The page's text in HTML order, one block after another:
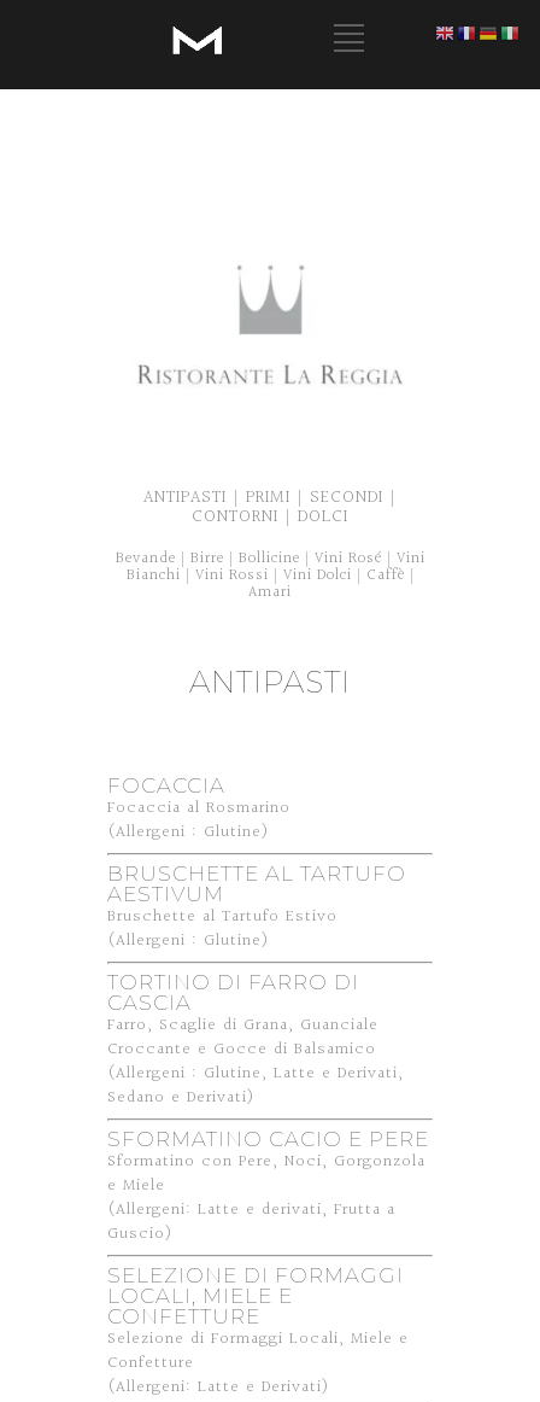
ANTIPASTI | PRIMI | SECONDI |
CONTORNI | DOLCI
Bevande | Birre | Bollicine | Vini Rosé | Vini
Bianchi | Vini Rossi | Vini Dolci | Caffè |
Amari
ANTIPASTI
FOCACCIA
Focaccia al Rosmarino
(Allergeni : Glutine)
BRUSCHETTE AL TARTUFO
AESTIVUM
Bruschette al Tartufo Estivo
(Allergeni : Glutine)
TORTINO DI FARRO DI
CASCIA
Farro, Scaglie di Grana, Guanciale
Croccante e Gocce di Balsamico
(Allergeni : Glutine, Latte e Derivati,
Sedano e Derivati)
SFORMATINO CACIO E PERE
Sformatino con Pere, Noci, Gorgonzola
e Miele
(Allergeni: Latte e derivati, Frutta a
Guscio)
SELEZIONE DI FORMAGGI
LOCALI, MIELE E
CONFETTURE
Selezione di Formaggi Locali, Miele e
Confetture
(Allergeni: Latte e Derivati)